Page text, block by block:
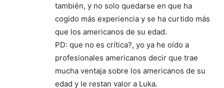
también, y no solo quedarse en que ha
cogido más experiencia y se ha curtido más
que los americanos de su edad.
PD: que no es crítica?, yo ya he oído a
profesionales americanos decir que trae
mucha ventaja sobre los americanos de su
edad y le restan valor a Luka.